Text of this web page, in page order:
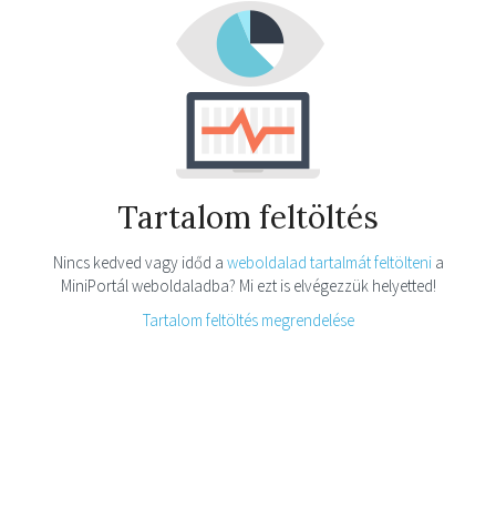
Tartalom feltöltés
Nincs kedved vagy időd a weboldalad tartalmát feltöltenia
MiniPortál weboldaladba? Mi ezt is elvégezzük helyetted!
Tartalom feltöltés megrendelése